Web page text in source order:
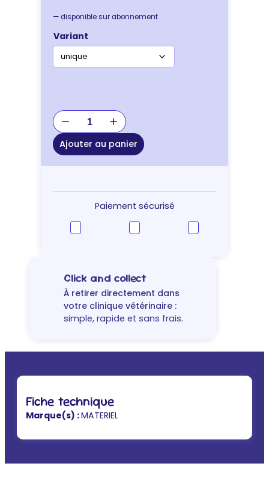
— disponible sur abonnement
Variant
quantité
de
GAMELLE
INOX
POUR
580
Ajouter au panier
Paiement sécurisé
Click and collect
À retirer directement dans
votre clinique vétérinaire :
simple, rapide et sans frais.
Fiche technique
Marque(s) :MATERIEL